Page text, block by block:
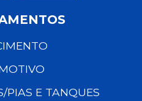
PIAS E TANQUES